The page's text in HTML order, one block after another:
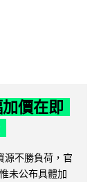
價在即
源不勝負荷，官
未公布具體加